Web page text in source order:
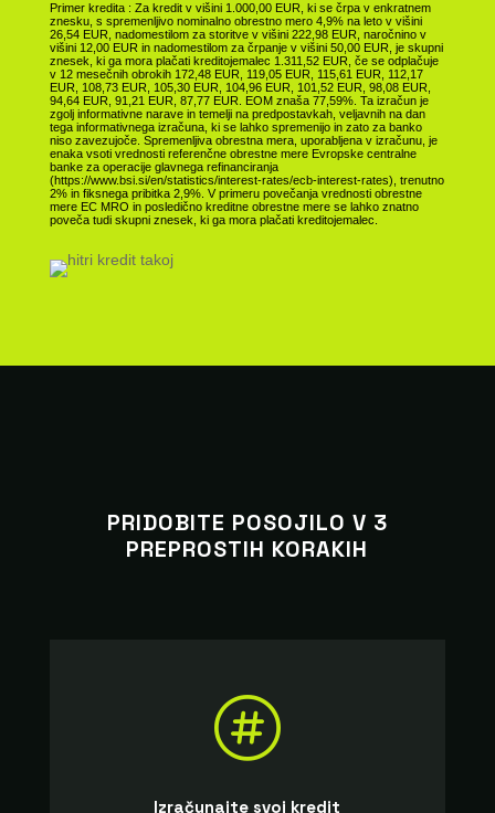
Primer kredita : Za kredit v višini 1.000,00 EUR, ki se črpa v enkratnem
znesku, s spremenljivo nominalno obrestno mero 4,9% na leto v višini
26,54 EUR, nadomestilom za storitve v višini 222,98 EUR, naročnino v
višini 12,00 EUR in nadomestilom za črpanje v višini 50,00 EUR, je skupni
znesek, ki ga mora plačati kreditojemalec 1.311,52 EUR, če se odplačuje
v 12 mesečnih obrokih 172,48 EUR, 119,05 EUR, 115,61 EUR, 112,17
EUR, 108,73 EUR, 105,30 EUR, 104,96 EUR, 101,52 EUR, 98,08 EUR,
94,64 EUR, 91,21 EUR, 87,77 EUR. EOM znaša 77,59%. Ta izračun je
zgolj informativne narave in temelji na predpostavkah, veljavnih na dan
tega informativnega izračuna, ki se lahko spremenijo in zato za banko
niso zavezujoče. Spremenljiva obrestna mera, uporabljena v izračunu, je
enaka vsoti vrednosti referenčne obrestne mere Evropske centralne
banke za operacije glavnega refinanciranja
(https://www.bsi.si/en/statistics/interest-rates/ecb-interest-rates), trenutno
2% in fiksnega pribitka 2,9%. V primeru povečanja vrednosti obrestne
mere EC MRO in posledično kreditne obrestne mere se lahko znatno
poveča tudi skupni znesek, ki ga mora plačati kreditojemalec.
PRIDOBITE POSOJILO V 3
PREPROSTIH KORAKIH

Izračunajte svoj kredit